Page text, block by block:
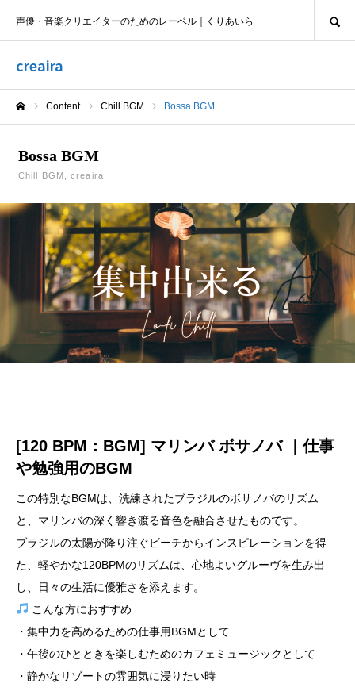
creaira
声優・音楽クリエイターのためのレーベル｜くりあいら
Content Chill BGM Bossa BGM
Bossa BGM
Chill BGM creaira
[120 BPM：BGM] マリンバ ボサノバ ｜仕事
や勉強用のBGM
この特別なBGMは、洗練されたブラジルのボサノバのリズム
と、マリンバの深く響き渡る音色を融合させたものです。
ブラジルの太陽が降り注ぐビーチからインスピレーションを得
た、軽やかな120BPMのリズムは、心地よいグルーヴを生み出
し、日々の生活に優雅さを添えます。
こんな方におすすめ
・集中力を高めるための仕事用BGMとして
・午後のひとときを楽しむためのカフェミュージックとして
・静かなリゾートの雰囲気に浸りたい時